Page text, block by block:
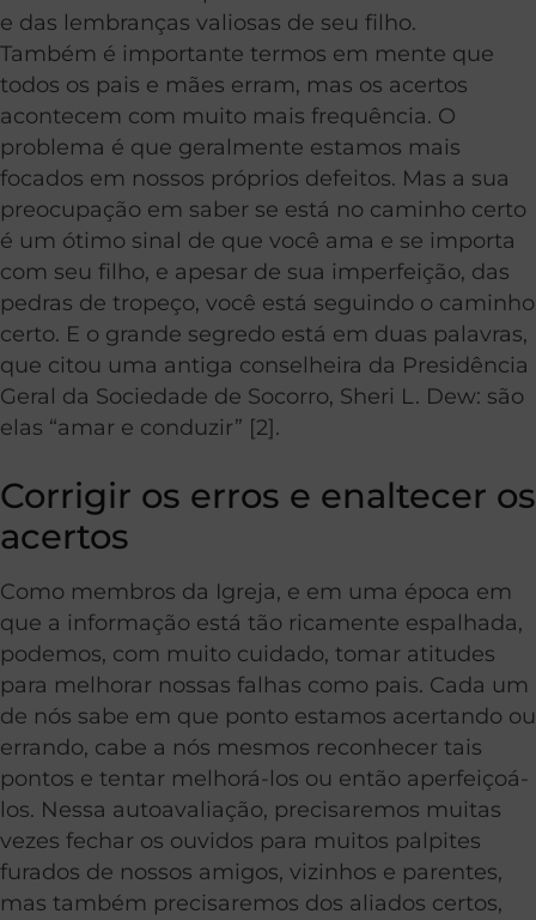
e das lembranças valiosas de seu filho.
Também é importante termos em mente que
todos os pais e mães erram, mas os acertos
acontecem com muito mais frequência. O
problema é que geralmente estamos mais
focados em nossos próprios defeitos. Mas a sua
preocupação em saber se está no caminho certo
é um ótimo sinal de que você ama e se importa
com seu filho, e apesar de sua imperfeição, das
pedras de tropeço, você está seguindo o caminho
certo. E o grande segredo está em duas palavras,
que citou uma antiga conselheira da Presidência
Geral da Sociedade de Socorro, Sheri L. Dew: são
elas “amar e conduzir” [2].
Corrigir os erros e enaltecer os
acertos
Como membros da Igreja, e em uma época em
que a informação está tão ricamente espalhada,
podemos, com muito cuidado, tomar atitudes
para melhorar nossas falhas como pais. Cada um
de nós sabe em que ponto estamos acertando ou
errando, cabe a nós mesmos reconhecer tais
pontos e tentar melhorá-los ou então aperfeiçoá-
los. Nessa autoavaliação, precisaremos muitas
vezes fechar os ouvidos para muitos palpites
furados de nossos amigos, vizinhos e parentes,
mas também precisaremos dos aliados certos,